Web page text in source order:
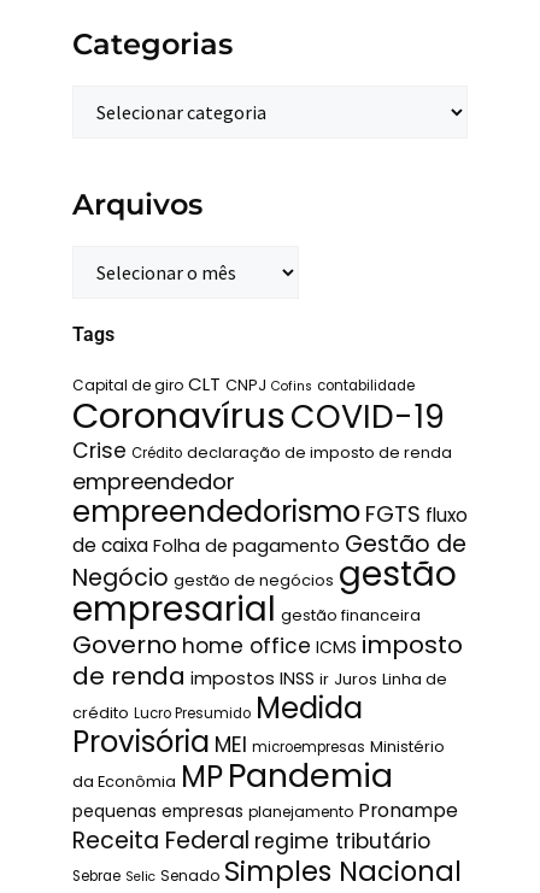
Categorias
Arquivos
Tags
Capital de giro CLT CNPJ Cofins contabilidade
CoronavírusCOVID-19
Crise Crédito declaração de imposto de renda
empreendedor
empreendedorismo FGTS fluxo
de caixa Folha de pagamento Gestão de
Negócio gestão de negócios gestão
empresarial gestão financeira
Governo home office ICMS imposto
de renda impostos INSS ir Juros Linha de
crédito Lucro Presumido Medida
Provisória MEI microempresas Ministério
da Econômia MPPandemia
pequenas empresas planejamento Pronampe
Receita Federal regime tributário
Sebrae Selic Senado Simples Nacional